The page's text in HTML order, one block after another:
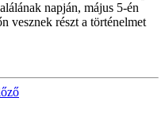
napján, május 5-én
vesznek részt a történelmet